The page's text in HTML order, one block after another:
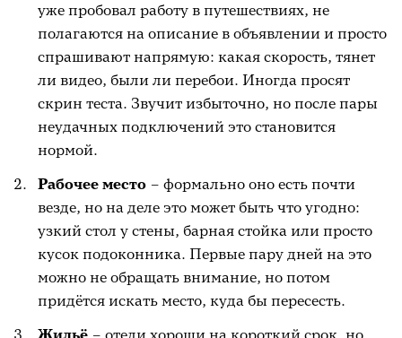
уже пробовал работу в путешествиях, не
полагаются на описание в объявлении и просто
спрашивают напрямую: какая скорость, тянет
ли видео, были ли перебои. Иногда просят
скрин теста. Звучит избыточно, но после пары
неудачных подключений это становится
нормой.
Рабочее место – формально оно есть почти
везде, но на деле это может быть что угодно:
узкий стол у стены, барная стойка или просто
кусок подоконника. Первые пару дней на это
можно не обращать внимание, но потом
придётся искать место, куда бы пересесть.
Жильё – отели хороши на короткий срок, но